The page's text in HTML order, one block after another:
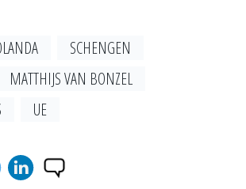
SCHENGEN
MATTHIJS VAN BONZEL
UE